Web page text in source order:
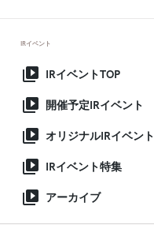
IRイベント
IRイベントTOP
開催予定IRイベント
オリジナルIRイベント
IRイベント特集
アーカイブ